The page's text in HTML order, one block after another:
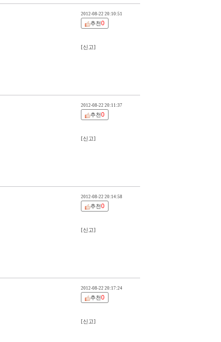
2012-08-22 20:10:51
추천0
[신고]
2012-08-22 20:11:37
추천0
[신고]
2012-08-22 20:14:58
추천0
[신고]
2012-08-22 20:17:24
추천0
[신고]